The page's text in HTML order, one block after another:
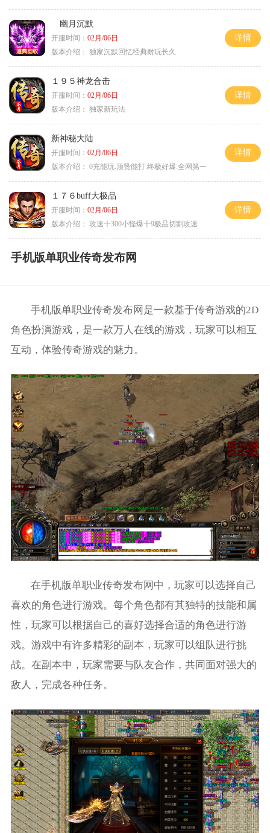
幽月沉默
开服时间： 02月/06日
版本介绍： 独家沉默回忆经典耐玩长久
详情
１９５神龙合击
开服时间： 02月/06日
版本介绍： 独家新玩法
详情
新神秘大陆
开服时间： 02月/06日
版本介绍： 0充能玩.顶赞能打.终极好爆.全网第一
详情
１７６buff大极品
开服时间： 02月/06日
版本介绍： 攻速十300小怪爆十9极品切割攻速
详情
手机版单职业传奇发布网
手机版单职业传奇发布网是一款基于传奇游戏的2D
角色扮演游戏，是一款万人在线的游戏，玩家可以相互
互动，体验传奇游戏的魅力。
在手机版单职业传奇发布网中，玩家可以选择自己
喜欢的角色进行游戏。每个角色都有其独特的技能和属
性，玩家可以根据自己的喜好选择合适的角色进行游
戏。游戏中有许多精彩的副本，玩家可以组队进行挑
战。在副本中，玩家需要与队友合作，共同面对强大的
敌人，完成各种任务。